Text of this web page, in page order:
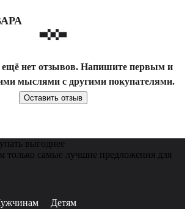
ещё нет отзывов. Напишите первым и
мыслями с другими покупателями.
Оставить отзыв
выгоднее
только самые лучшие предложения для
Детям